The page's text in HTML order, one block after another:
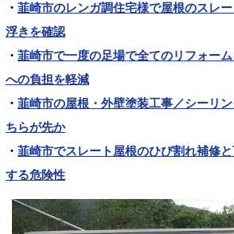
・ 韮崎市のレンガ調住宅様で屋根のスレ
浮きを確認
・ 韮崎市で一度の足場で全てのリフォー
への負担を軽減
・ 韮崎市の屋根・外壁塗装工事／シーリ
ちらが先か
・ 韮崎市でスレート屋根のひび割れ補修
する危険性